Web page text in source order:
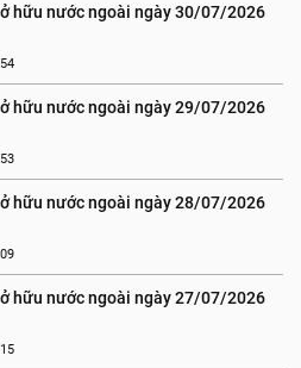
hữu nước ngoài ngày 30/07/2026
hữu nước ngoài ngày 29/07/2026
hữu nước ngoài ngày 28/07/2026
hữu nước ngoài ngày 27/07/2026